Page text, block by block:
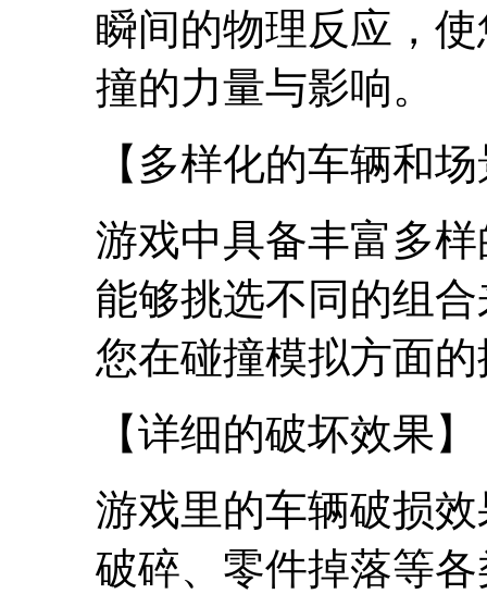
瞬间的物理反应，
撞的力量与影响。
【多样化的车辆和
游戏中具备丰富多
能够挑选不同的组
您在碰撞模拟方面
【详细的破坏效果】
游戏里的车辆破损
破碎、零件掉落等